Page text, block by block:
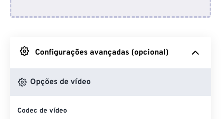
Do Google Drive
Do OneDrive
Configurações avançadas (opcional)
Opções de vídeo
Codec de vídeo